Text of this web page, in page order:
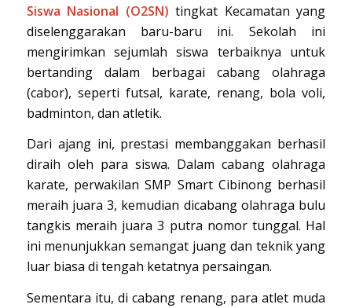
Siswa Nasional (O2SN) tingkat Kecamatan yang
diselenggarakan baru-baru ini. Sekolah ini
mengirimkan sejumlah siswa terbaiknya untuk
bertanding dalam berbagai cabang olahraga
(cabor), seperti futsal, karate, renang, bola voli,
badminton, dan atletik.
Dari ajang ini, prestasi membanggakan berhasil
diraih oleh para siswa. Dalam cabang olahraga
karate, perwakilan SMP Smart Cibinong berhasil
meraih juara 3, kemudian dicabang olahraga bulu
tangkis meraih juara 3 putra nomor tunggal. Hal
ini menunjukkan semangat juang dan teknik yang
luar biasa di tengah ketatnya persaingan.
Sementara itu, di cabang renang, para atlet muda